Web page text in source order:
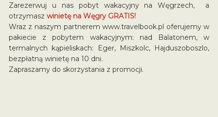
Zarezerwuj u nas pobyt wakacyjny na Węgrzech, a
otrzymasz winietę na Węgry GRATIS!
Wraz z naszym partnerem www.travelbook.pl oferujemy w
pakiecie z pobytem wakacyjnym: nad Balatonem, w
termalnych kąpieliskach: Eger, Miszkolc, Hajduszoboszlo,
bezpłatną winietę na 10 dni.
Zapraszamy do skorzystania z promocji.